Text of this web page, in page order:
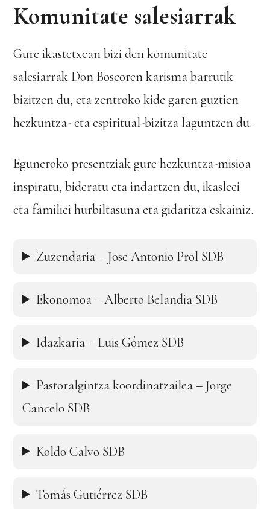
Komunitate salesiarrak
Gure ikastetxean bizi den komunitate
salesiarrak Don Boscoren karisma barrutik
bizitzen du, eta zentroko kide garen guztien
hezkuntza- eta espiritual-bizitza laguntzen du.
Eguneroko presentziak gure hezkuntza-misioa
inspiratu, bideratu eta indartzen du, ikasleei
eta familiei hurbiltasuna eta gidaritza eskainiz.
Zuzendaria – Jose Antonio Prol SDB
Ekonomoa – Alberto Belandia SDB
Idazkaria – Luis Gómez SDB
Pastoralgintza koordinatzailea – Jorge
Cancelo SDB
Koldo Calvo SDB
Tomás Gutiérrez SDB